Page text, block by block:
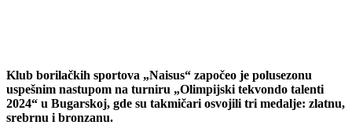
Klub borilačkih sportova „Naisus“ započeo je polusezonu
uspešnim nastupom na turniru „Olimpijski tekvondo talenti
2024“ u Bugarskoj, gde su takmičari osvojili tri medalje: zlatnu,
srebrnu i bronzanu.